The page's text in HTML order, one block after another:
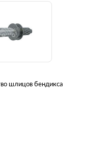
шлицов бендикса